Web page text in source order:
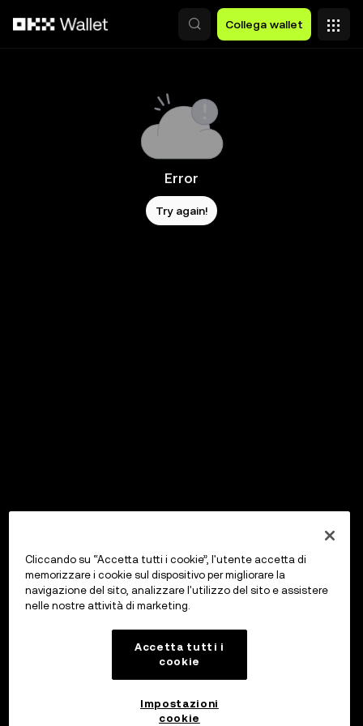
Collega wallet
Error
Try again!
Cliccando su “Accetta tutti i cookie”, l'utente accetta di
memorizzare i cookie sul dispositivo per migliorare la
navigazione del sito, analizzare l'utilizzo del sito e assistere
nelle nostre attività di marketing.
Accetta tutti i
cookie
Impostazioni
cookie